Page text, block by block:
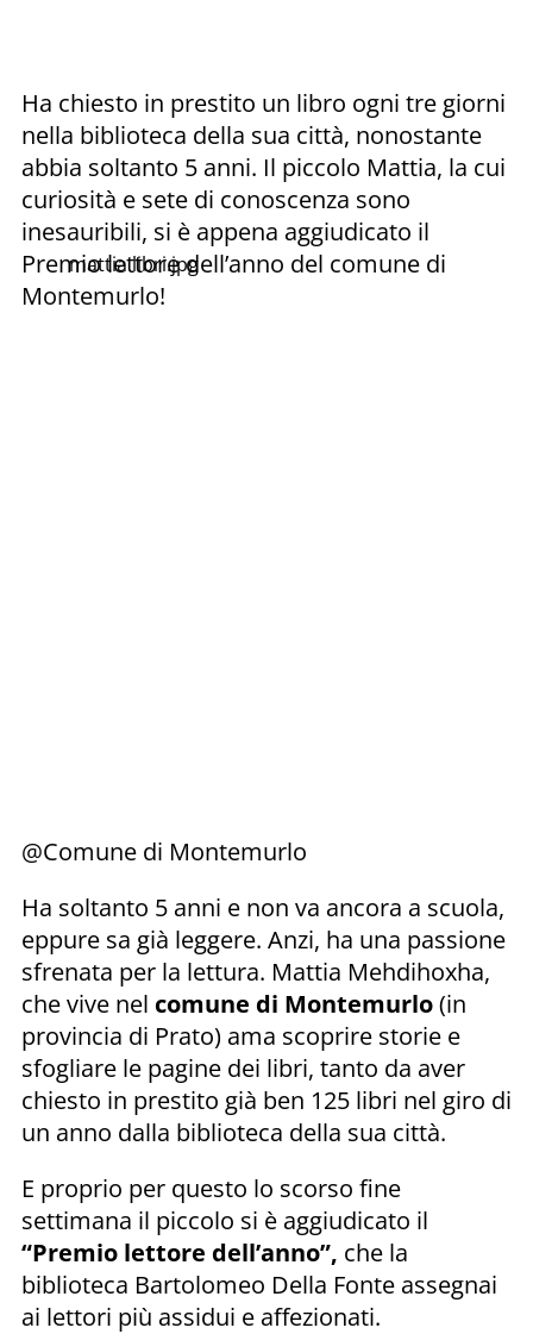
mattia libri.jpg
Ha chiesto in prestito un libro ogni tre giorni
nella biblioteca della sua città, nonostante
abbia soltanto 5 anni. Il piccolo Mattia, la cui
curiosità e sete di conoscenza sono
inesauribili, si è appena aggiudicato il
Premio lettore dell’anno del comune di
Montemurlo!
@Comune di Montemurlo
Ha soltanto 5 anni e non va ancora a scuola,
eppure sa già leggere. Anzi, ha una passione
sfrenata per la lettura. Mattia Mehdihoxha,
che vive nel comune di Montemurlo(in
provincia di Prato) ama scoprire storie e
sfogliare le pagine dei libri, tanto da aver
chiesto in prestito già ben 125 libri nel giro di
un anno dalla biblioteca della sua città.
E proprio per questo lo scorso fine
settimana il piccolo si è aggiudicato il
“Premio lettore dell’anno”, che la
biblioteca Bartolomeo Della Fonte assegnai
ai lettori più assidui e affezionati.